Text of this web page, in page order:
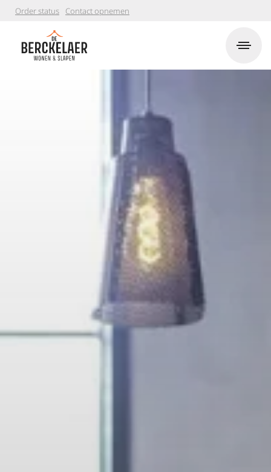
Order status Contact opnemen